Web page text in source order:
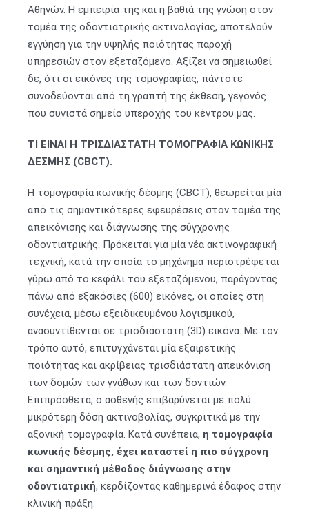
Αθηνών. Η εμπειρία της και η βαθιά της γνώση στον
τομέα της οδοντιατρικής ακτινολογίας, αποτελούν
εγγύηση για την υψηλής ποιότητας παροχή
υπηρεσιών στον εξεταζόμενο. Αξίζει να σημειωθεί
δε, ότι οι εικόνες της τομογραφίας, πάντοτε
συνοδεύονται από τη γραπτή της έκθεση, γεγονός
που συνιστά σημείο υπεροχής του κέντρου μας.
ΤΙ ΕΙΝΑΙ Η ΤΡΙΣΔΙΑΣΤΑΤΗ ΤΟΜΟΓΡΑΦΙΑ ΚΩΝΙΚΗΣ
ΔΕΣΜΗΣ (CBCT).
Η τομογραφία κωνικής δέσμης (CBCT), θεωρείται μία
από τις σημαντικότερες εφευρέσεις στον τομέα της
απεικόνισης και διάγνωσης της σύγχρονης
οδοντιατρικής. Πρόκειται για μία νέα ακτινογραφική
τεχνική, κατά την οποία το μηχάνημα περιστρέφεται
γύρω από το κεφάλι του εξεταζόμενου, παράγοντας
πάνω από εξακόσιες (600) εικόνες, οι οποίες στη
συνέχεια, μέσω εξειδικευμένου λογισμικού,
ανασυντίθενται σε τρισδιάστατη (3D) εικόνα. Με τον
τρόπο αυτό, επιτυγχάνεται μία εξαιρετικής
ποιότητας και ακρίβειας τρισδιάστατη απεικόνιση
των δομών των γνάθων και των δοντιών.
Επιπρόσθετα, ο ασθενής επιβαρύνεται με πολύ
μικρότερη δόση ακτινοβολίας, συγκριτικά με την
αξονική τομογραφία. Κατά συνέπεια, η τομογραφία
κωνικής δέσμης, έχει καταστεί η πιο σύγχρονη
και σημαντική μέθοδος διάγνωσης στην
οδοντιατρική, κερδίζοντας καθημερινά έδαφος στην
κλινική πράξη.